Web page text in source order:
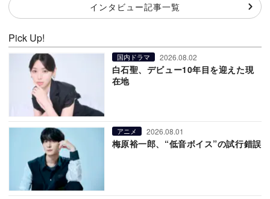
インタビュー記事一覧
Pick Up!
国内ドラマ 2026.08.02
白石聖、デビュー10年目を迎えた現
在地
アニメ 2026.08.01
梅原裕一郎、“低音ボイス”の試行錯誤